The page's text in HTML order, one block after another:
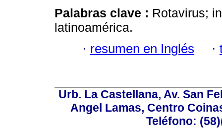
Palabras clave : Rotavirus;
latinoamérica.
· resumen en Inglés ·
Urb. La Castellana, Av. San
Angel Lamas, Centro
Teléfono: